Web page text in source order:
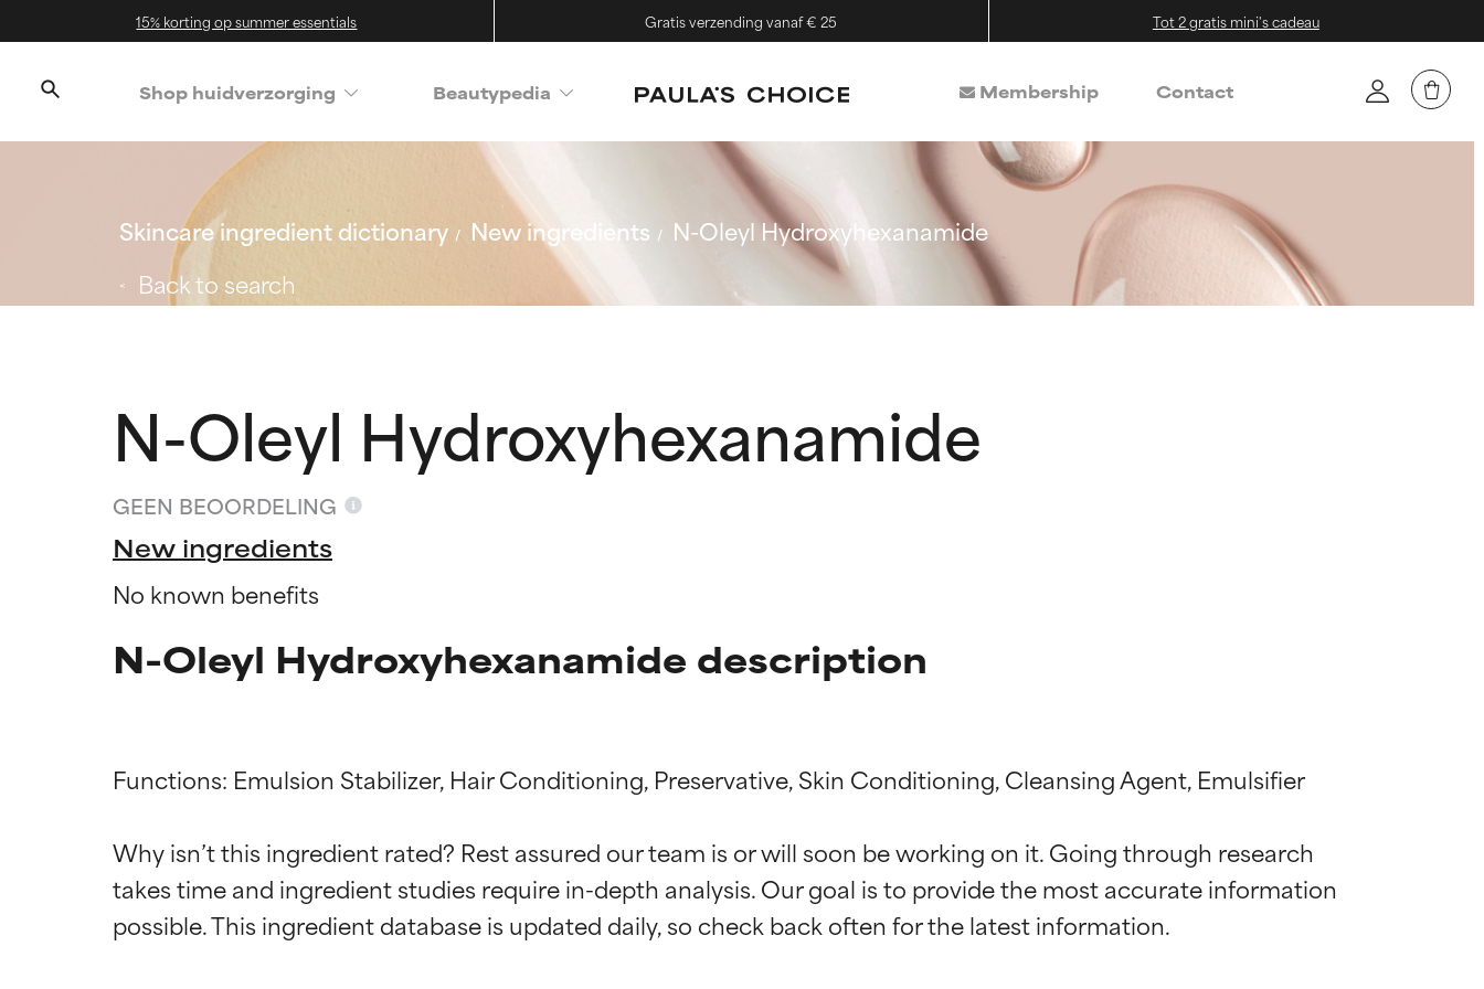
15% korting op summer essentials Gratis verzending vanaf € 25 Tot 2 gratis mini's cadeau
Shop huidverzorging Beautypedia Membership Contact
Skincare ingredient dictionary New ingredients
N-Oleyl Hydroxyhexanamide
Back to search
N-Oleyl Hydroxyhexanamide
GEEN BEOORDELING
New ingredients
No known benefits
N-Oleyl Hydroxyhexanamide description
Functions: Emulsion Stabilizer, Hair Conditioning, Preservative, Skin Conditioning, Cleansing Agent, Emulsifier
Why isn’t this ingredient rated? Rest assured our team is or will soon be working on it. Going through research
takes time and ingredient studies require in-depth analysis. Our goal is to provide the most accurate information
Beoordelingen van ingrediënten
BESTE
Beoordelingen van ingrediënten
BESTE